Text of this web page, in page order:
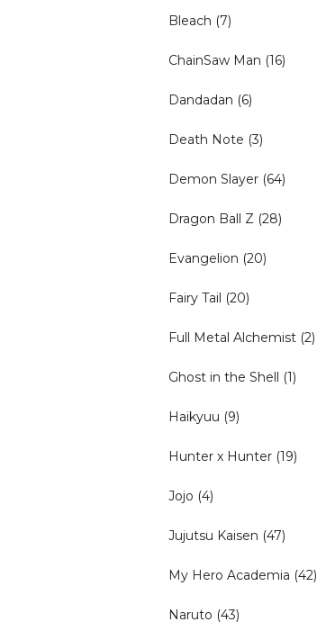
Bleach (7)
ChainSaw Man (16)
Dandadan (6)
Death Note (3)
Demon Slayer (64)
Dragon Ball Z (28)
Evangelion (20)
Fairy Tail (20)
Full Metal Alchemist (2)
Ghost in the Shell (1)
Haikyuu (9)
Hunter x Hunter (19)
Jojo (4)
Jujutsu Kaisen (47)
My Hero Academia (42)
Naruto (43)